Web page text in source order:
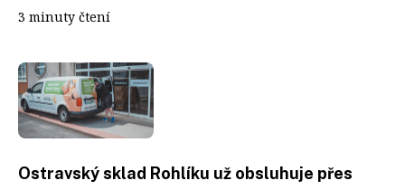
3 minuty čtení
Ostravský sklad Rohlíku už obsluhuje přes